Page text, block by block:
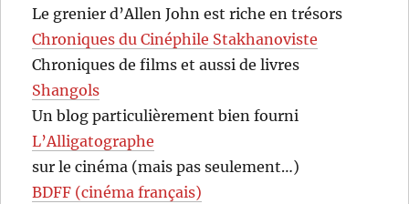
Le grenier d’Allen John est riche en trésors
Chroniques du Cinéphile Stakhanoviste
Chroniques de films et aussi de livres
Shangols
Un blog particulièrement bien fourni
L’Alligatographe
sur le cinéma (mais pas seulement…)
BDFF (cinéma français)